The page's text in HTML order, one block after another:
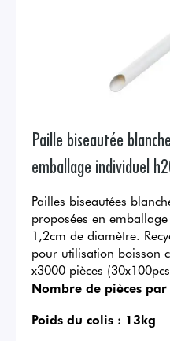
Paille biseautée
emballage individuel
Pailles biseautées
proposées en
1,2cm de diamètre.
pour utilisation boisson
x3000 pièces
Nombre de pièces
Poids du colis : 13kg